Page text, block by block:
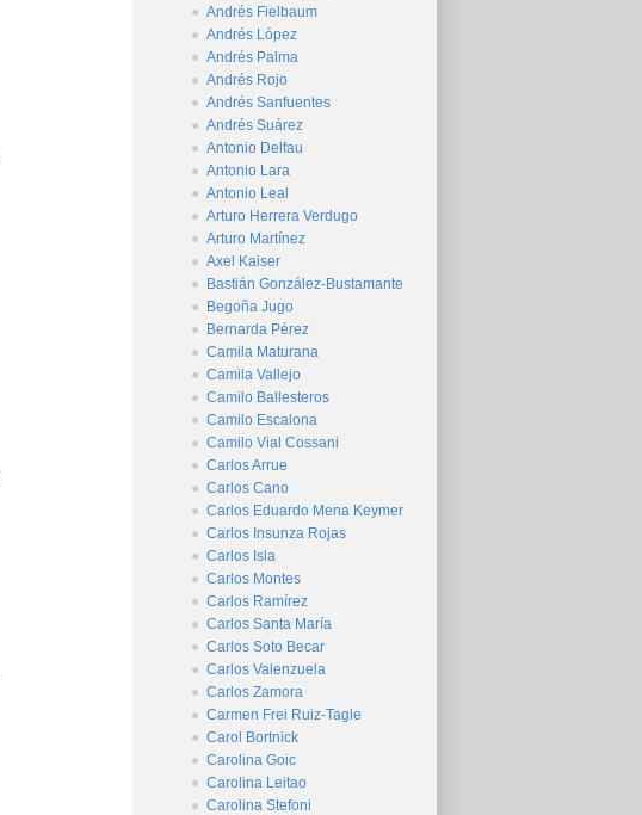
Andrés Fielbaum
Andrés López
Andrés Palma
Andrés Rojo
Andrés Sanfuentes
Andrés Suárez
Antonio Delfau
Antonio Lara
Antonio Leal
Arturo Herrera Verdugo
Arturo Martínez
Axel Kaiser
Bastián González-Bustamante
Begoña Jugo
Bernarda Pérez
Camila Maturana
Camila Vallejo
Camilo Ballesteros
Camilo Escalona
Camilo Vial Cossani
Carlos Arrue
Carlos Cano
Carlos Eduardo Mena Keymer
Carlos Insunza Rojas
Carlos Isla
Carlos Montes
Carlos Ramírez
Carlos Santa María
Carlos Soto Becar
Carlos Valenzuela
Carlos Zamora
Carmen Frei Ruiz-Tagle
Carol Bortnick
Carolina Goic
Carolina Leitao
Carolina Stefoni